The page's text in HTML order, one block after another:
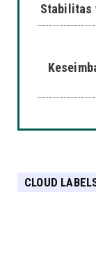
Stabilitas
CLOUD